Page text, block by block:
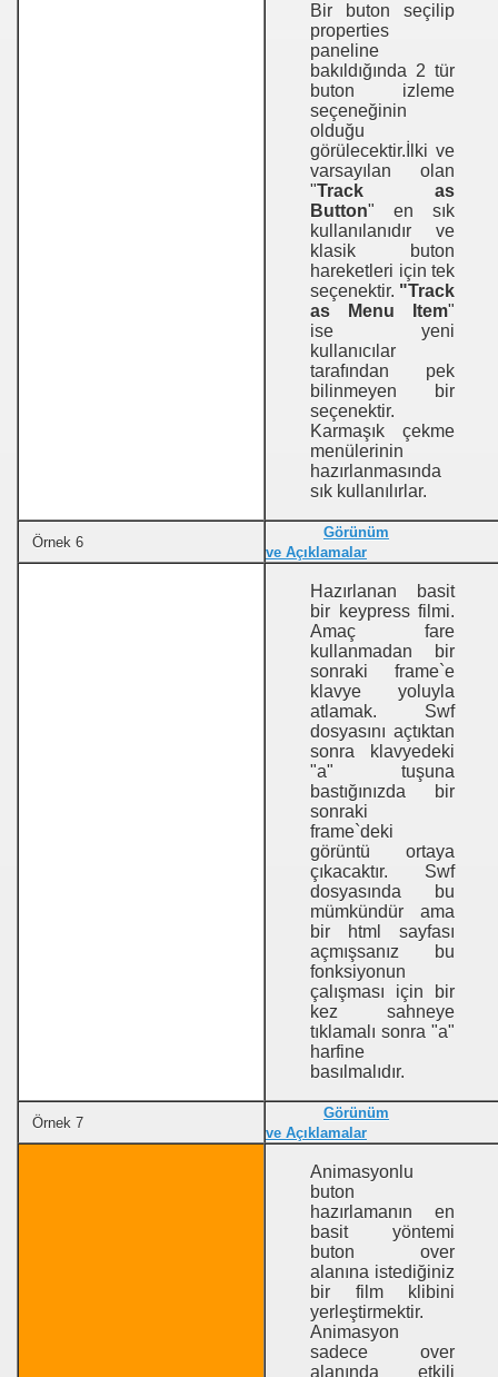
Bir buton seçilip
properties
paneline
bakıldığında 2 tür
buton izleme
seçeneğinin
olduğu
görülecektir.İlki ve
varsayılan olan
"Track as
Button" en sık
kullanılanıdır ve
klasik buton
hareketleri için tek
seçenektir. "Track
as Menu Item"
ise yeni
kullanıcılar
tarafından pek
bilinmeyen bir
seçenektir.
Karmaşık çekme
menülerinin
hazırlanmasında
sık kullanılırlar.
Örnek 6
Görünüm
ve Açıklamalar
Hazırlanan basit
bir keypress filmi.
Amaç fare
kullanmadan bir
sonraki frame`e
klavye yoluyla
atlamak. Swf
dosyasını açtıktan
sonra klavyedeki
"a" tuşuna
bastığınızda bir
sonraki
frame`deki
görüntü ortaya
çıkacaktır. Swf
dosyasında bu
mümkündür ama
bir html sayfası
açmışsanız bu
fonksiyonun
çalışması için bir
kez sahneye
tıklamalı sonra "a"
harfine
basılmalıdır.
Örnek 7
Görünüm
ve Açıklamalar
Animasyonlu
buton
hazırlamanın en
basit yöntemi
buton over
alanına istediğiniz
bir film klibini
yerleştirmektir.
Animasyon
sadece over
alanında etkili